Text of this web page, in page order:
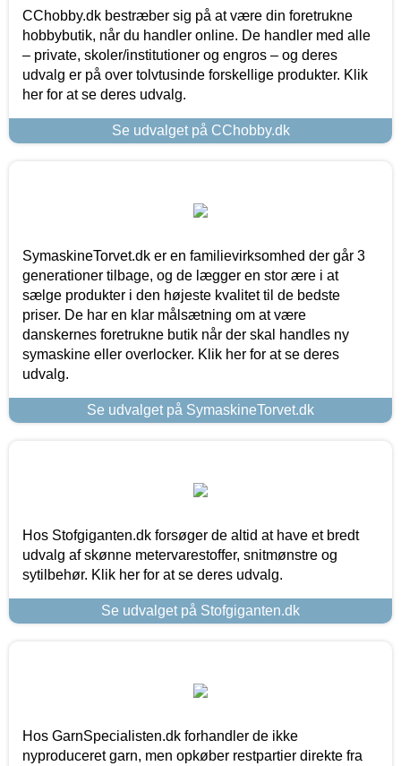
CChobby.dk bestræber sig på at være din foretrukne
hobbybutik, når du handler online. De handler med alle
– private, skoler/institutioner og engros – og deres
udvalg er på over tolvtusinde forskellige produkter. Klik
her for at se deres udvalg.
Se udvalget på CChobby.dk
SymaskineTorvet.dk er en familievirksomhed der går 3
generationer tilbage, og de lægger en stor ære i at
sælge produkter i den højeste kvalitet til de bedste
priser. De har en klar målsætning om at være
danskernes foretrukne butik når der skal handles ny
symaskine eller overlocker. Klik her for at se deres
udvalg.
Se udvalget på SymaskineTorvet.dk
Hos Stofgiganten.dk forsøger de altid at have et bredt
udvalg af skønne metervarestoffer, snitmønstre og
sytilbehør. Klik her for at se deres udvalg.
Se udvalget på Stofgiganten.dk
Hos GarnSpecialisten.dk forhandler de ikke
nyproduceret garn, men opkøber restpartier direkte fra